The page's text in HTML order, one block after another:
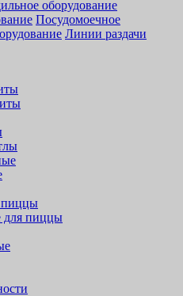
оборудование
Посудомоечное
Линии раздачи
пиццы
для пиццы